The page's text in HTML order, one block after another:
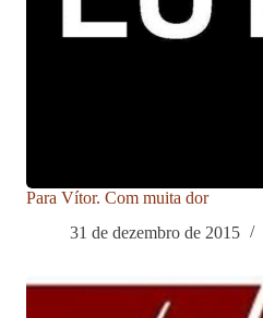
Para Vítor. Com muita dor
31 de dezembro de 2015